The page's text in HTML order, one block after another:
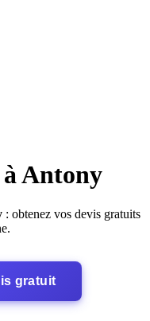
Antony
: obtenez vos devis gratuits
gratuit